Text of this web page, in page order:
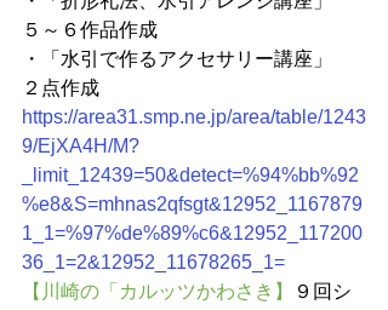
５～６作品作成
・「水引で作るアクセサリー講座」
２点作成
https://area31.smp.ne.jp/area/table/1243
9/EjXA4H/M?
_limit_12439=50&detect=%94%bb%92
%e8&S=mhnas2qfsgt&12952_1167879
1_1=%97%de%89%c6&12952_117200
36_1=2&12952_11678265_1=
【川崎の「カルッツかわさき】
９回シ